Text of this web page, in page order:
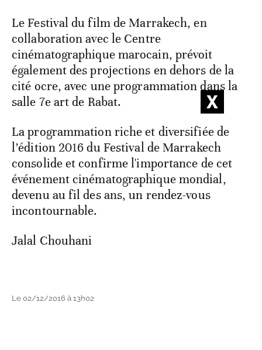
Le Festival du film de Marrakech, en
collaboration avec le Centre
cinématographique marocain, prévoit
également des projections en dehors de la
cité ocre, avec une programmation dans la
salle 7e art de Rabat.
La programmation riche et diversifiée de
l’édition 2016 du Festival de Marrakech
consolide et confirme l'importance de cet
événement cinématographique mondial,
devenu au fil des ans, un rendez-vous
incontournable.
Jalal Chouhani
Le 02/12/2016 à 13h02